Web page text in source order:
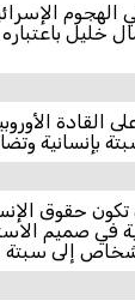
الهجوم
خليل
القادة
بإنسانية
حقوق
في صميم
إلى سبتة